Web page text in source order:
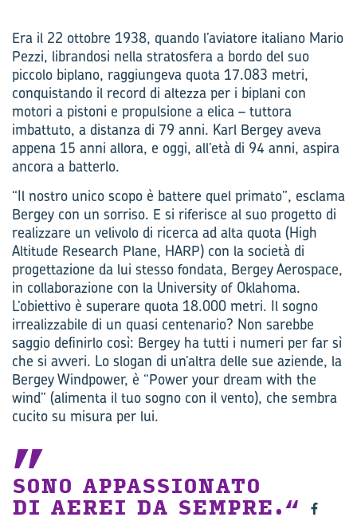
Era il 22 ottobre 1938, quando l’aviatore italiano Mario
Pezzi, librandosi nella stratosfera a bordo del suo
piccolo biplano, raggiungeva quota 17.083 metri,
conquistando il record di altezza per i biplani con
motori a pistoni e propulsione a elica – tuttora
imbattuto, a distanza di 79 anni. Karl Bergey aveva
appena 15 anni allora, e oggi, all’età di 94 anni, aspira
ancora a batterlo.
“Il nostro unico scopo è battere quel primato”, esclama
Bergey con un sorriso. E si riferisce al suo progetto di
realizzare un velivolo di ricerca ad alta quota (High
Altitude Research Plane, HARP) con la società di
progettazione da lui stesso fondata, Bergey Aerospace,
in collaborazione con la University of Oklahoma.
L’obiettivo è superare quota 18.000 metri. Il sogno
irrealizzabile di un quasi centenario? Non sarebbe
saggio definirlo così: Bergey ha tutti i numeri per far sì
che si avveri. Lo slogan di un’altra delle sue aziende, la
Bergey Windpower, è “Power your dream with the
wind” (alimenta il tuo sogno con il vento), che sembra
cucito su misura per lui.
SONO APPASSIONATO
DI AEREI DA SEMPRE.